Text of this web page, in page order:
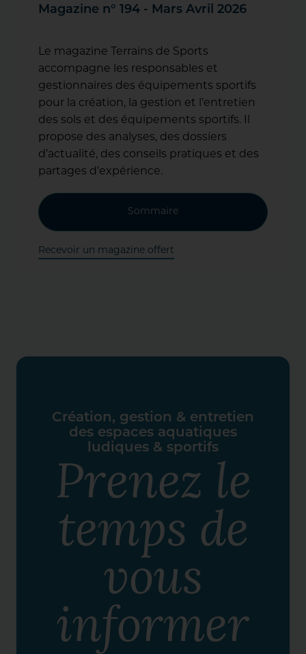
Magazine n° 194 - Mars Avril 2026
Le magazine Terrains de Sports
accompagne les responsables et
gestionnaires des équipements sportifs
pour la création, la gestion et l'entretien
des sols et des équipements sportifs. Il
propose des analyses, des dossiers
d’actualité, des conseils pratiques et des
partages d’expérience.
Sommaire
Recevoir un magazine offert
Création, gestion & entretien
des espaces aquatiques
ludiques & sportifs
Prenez le
temps de
vous
informer